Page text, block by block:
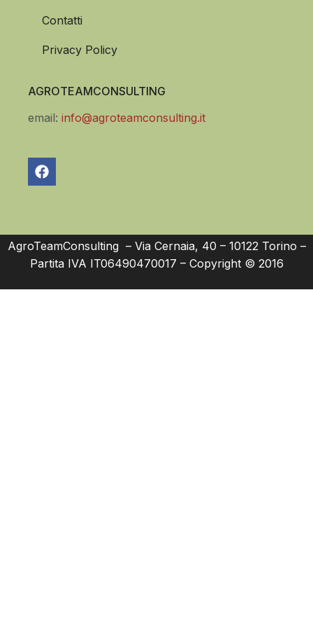
Contatti
Privacy Policy
AGROTEAMCONSULTING
email: info@agroteamconsulting.it
AgroTeamConsulting – Via Cernaia, 40 – 10122 Torino –
Partita IVA IT06490470017 – Copyright © 2016